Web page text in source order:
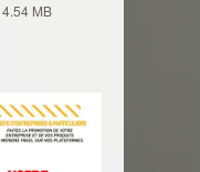
4.54 MB